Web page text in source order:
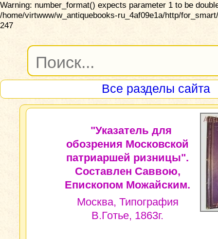
Warning: number_format() expects parameter 1 to be
/home/virtwww/w_antiquebooks-ru_4af09e1a/http/
247
Все разделы сайта
"Указатель для
обозрения Московской
патриаршей ризницы".
Составлен Саввою,
Епископом Можайским.
Москва, Типография
В.Готье, 1863г.